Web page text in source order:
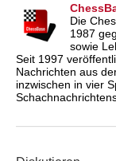
Die
1987
sowie
Seit 1997
Nachrichten aus
inzwischen in vier